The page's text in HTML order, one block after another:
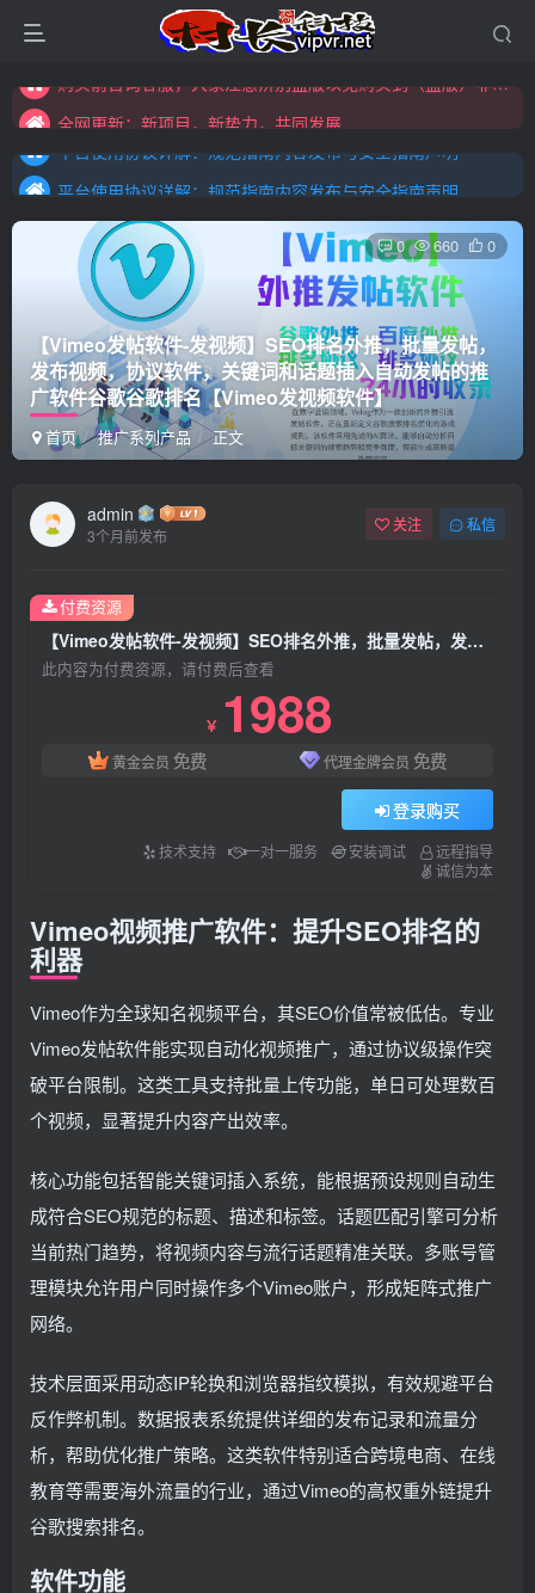
全网更新：新项目，新势力，共同发展
平台使用协议详解：规范指南内容发布与安全指南声明
平台使用协议详解：规范指南内容发布与安全指南声明
【Vimeo发帖软件-发视频】SEO排名外推，批量发帖，
发布视频，协议软件，关键词和话题插入自动发帖的推
广软件谷歌谷歌排名【Vimeo发视频软件】
首页 推广系列产品 正文
0 660 0
admin
3个月前发布
关注 私信
【Vimeo发帖软件-发视频】SEO排名外推，批量发帖，发布视频，协议软件，关键词和话题插入自动发帖的推广软件谷歌谷歌排名【Vimeo发视频软件】
此内容为付费资源，请付费后查看
￥ 1988
黄金会员 免费 代理金牌会员 免费
登录购买
技术支持 一对一服务 安装调试
远程指导
诚信为本
付费资源
Vimeo视频推广软件：提升SEO排名的
利器
Vimeo作为全球知名视频平台，其SEO价值常被低估。专业
Vimeo发帖软件能实现自动化视频推广，通过协议级操作突
破平台限制。这类工具支持批量上传功能，单日可处理数百
个视频，显著提升内容产出效率。
核心功能包括智能关键词插入系统，能根据预设规则自动生
成符合SEO规范的标题、描述和标签。话题匹配引擎可分析
当前热门趋势，将视频内容与流行话题精准关联。多账号管
理模块允许用户同时操作多个Vimeo账户，形成矩阵式推广
网络。
技术层面采用动态IP轮换和浏览器指纹模拟，有效规避平台
反作弊机制。数据报表系统提供详细的发布记录和流量分
析，帮助优化推广策略。这类软件特别适合跨境电商、在线
教育等需要海外流量的行业，通过Vimeo的高权重外链提升
谷歌搜索排名。
软件功能